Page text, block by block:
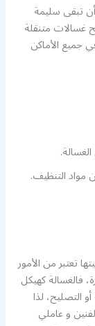
تبقى سليمة
غسالات متنقلة
جميع الأماكن
مواد التنظيف.
تعتبر من الأمور
فالغسالة كهيكل
التصليح، لذا
و عاملي